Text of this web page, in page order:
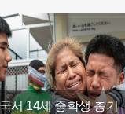
서 14세 중학생 총기